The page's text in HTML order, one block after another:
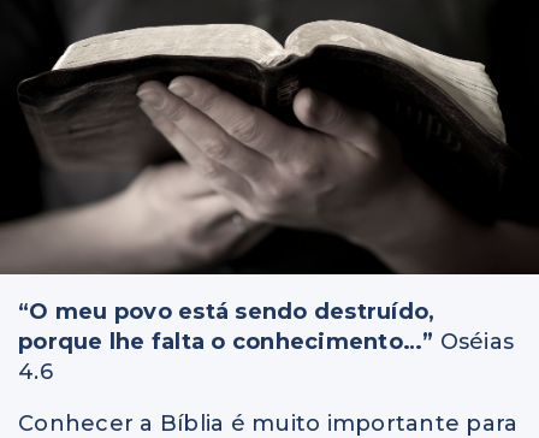
“O meu povo está sendo destruído,
porque lhe falta o conhecimento…” Oséias
4.6
Conhecer a Bíblia é muito importante para